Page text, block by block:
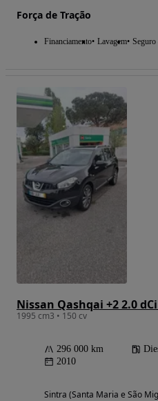
Força de Tração
Financiamento Lavagem Seguro
Nissan Qashqai +2 2.0
1995 cm3 • 150 cv
296 000 km
2010
Sintra (Santa Maria e São